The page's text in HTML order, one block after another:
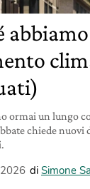
ormai un lungo
chiede
di Simone